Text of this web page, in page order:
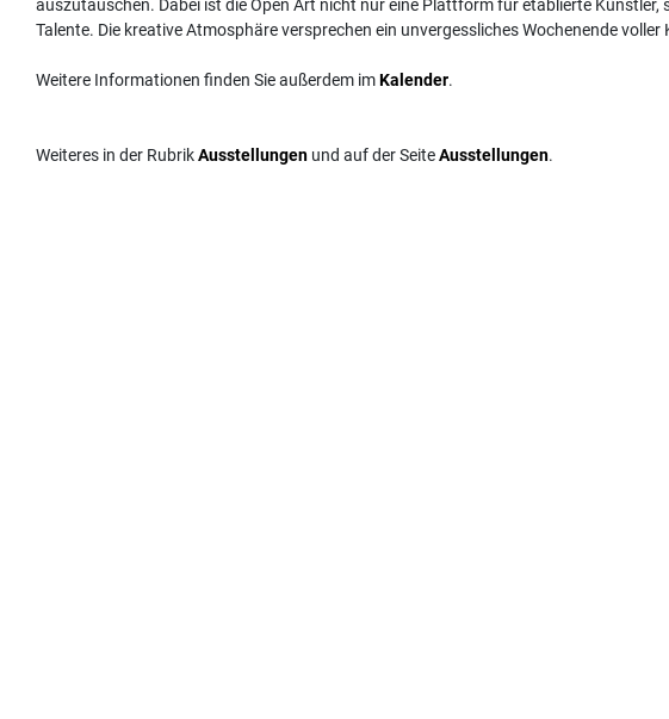
auszutauschen. Dabei ist die Open Art nicht nur eine Plattform für etablierte
Talente. Die kreative Atmosphäre versprechen ein unvergessliches Wochenende voller
Weitere Informationen finden Sie außerdem imKalender.
Weiteres in der RubrikAusstellungen und auf der SeiteAusstellungen.